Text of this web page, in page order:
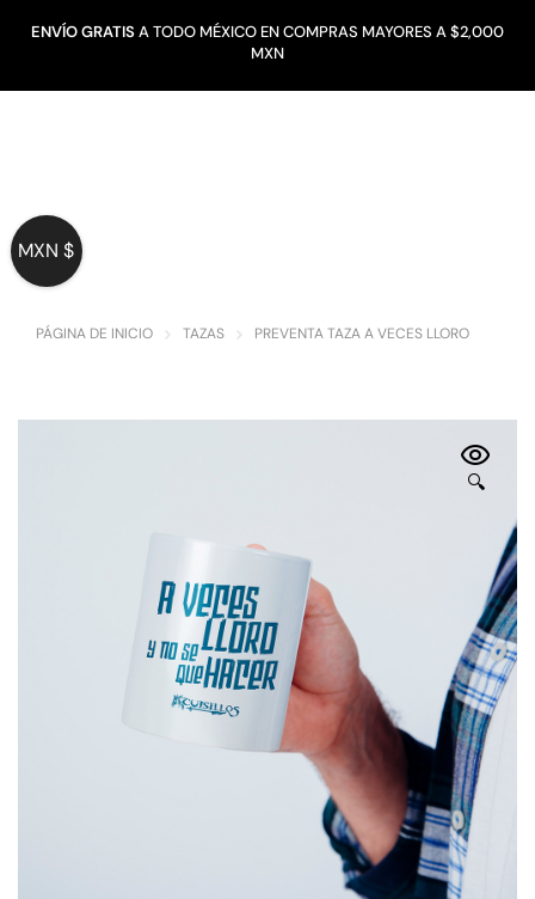
ENVÍO GRATISA TODO MÉXICO EN COMPRAS MAYORES A $2,000
MXN
PÁGINA DE INICIO TAZAS PREVENTA TAZA A VECES LLORO
🔍
MXN $